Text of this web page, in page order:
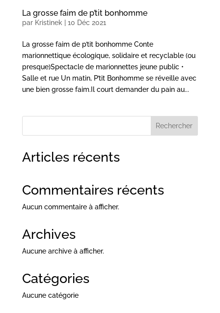
La grosse faim de p’tit bonhomme
par Kristinek 10 Déc 2021
La grosse faim de p’tit bonhomme Conte
marionnettique écologique, solidaire et recyclable (ou
presque)Spectacle de marionnettes jeune public •
Salle et rue Un matin, P’tit Bonhomme se réveille avec
une bien grosse faim.Il court demander du pain au...
Rechercher
Articles récents
Commentaires récents
Aucun commentaire à afficher.
Archives
Aucune archive à afficher.
Catégories
Aucune catégorie